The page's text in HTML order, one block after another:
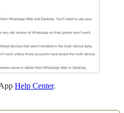
Help Center.